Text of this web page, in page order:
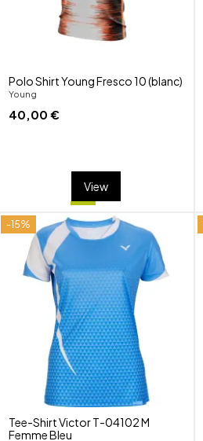
Polo Shirt Young Fresco 10 (blanc)
Young
40,00 €
View
-15%
favorite_border
Tee-Shirt Victor T-04102 M
Femme Bleu